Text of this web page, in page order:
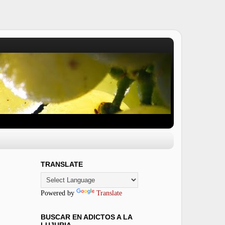
TRANSLATE
Powered by Translate
BUSCAR EN ADICTOS A LA